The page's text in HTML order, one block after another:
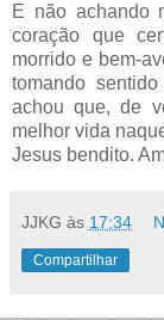
E não achando
coração que
morrido e bem-
tomando
achou que, de
melhor vida
Jesus bendito.
JJKG às 17:34
Compartilhar